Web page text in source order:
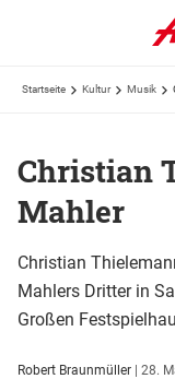
Startseite Kultur Musik
Christian
Mahler
Christian
Mahlers Dritter in
Großen
Robert Braunmüller | 28.